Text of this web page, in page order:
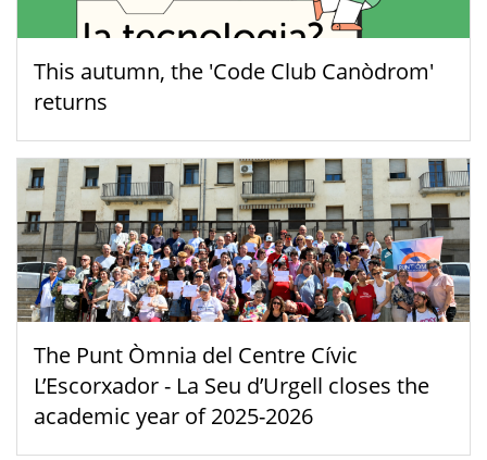
This autumn, the 'Code Club Canòdrom'
returns
The Punt Òmnia del Centre Cívic
L’Escorxador - La Seu d’Urgell closes the
academic year of 2025-2026